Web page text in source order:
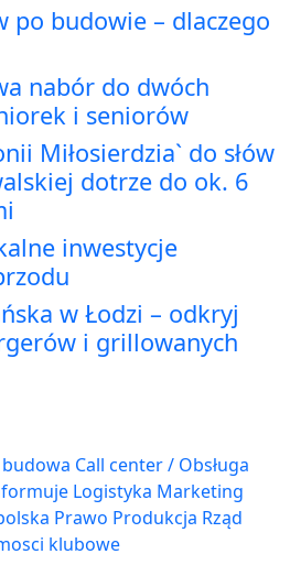
po budowie – dlaczego
nabór do dwóch
i seniorów
Miłosierdzia` do słów
dotrze do ok. 6
inwestycje
w Łodzi – odkryj
i grillowanych
budowa Call center / Obsługa
Logistyka Marketing
Prawo Produkcja Rząd
klubowe